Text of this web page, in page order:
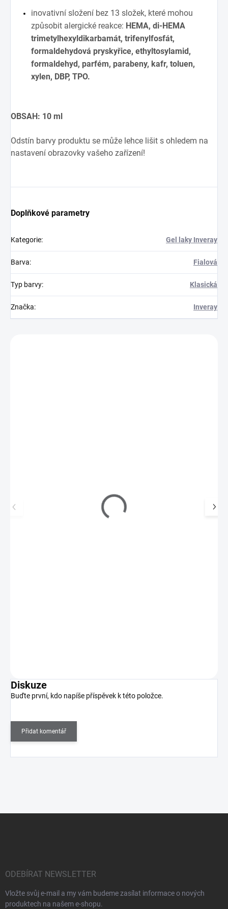
inovativní složení bez 13 složek, které mohou
způsobit alergické reakce: HEMA, di-HEMA
trimetylhexyldikarbamát, trifenylfosfát,
formaldehydová pryskyřice, ethyltosylamid,
formaldehyd, parfém, parabeny, kafr, toluen,
xylen, DBP, TPO.
OBSAH: 10 ml
Odstín barvy produktu se může lehce lišit s ohledem na
nastavení obrazovky vašeho zařízení!
Doplňkové parametry
Kategorie: Gel laky Inveray
Barva: Fialová
Typ barvy: Klasická
Značka: Inveray
Diskuze
Buďte první, kdo napíše příspěvek k této položce.
Přidat komentář
ODEBÍRAT NEWSLETTER
Vložte svůj e-mail a my vám budeme zasílat informace o nových
produktech na našem e-shopu.